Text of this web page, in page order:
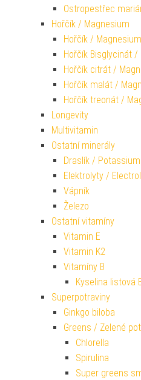
Ostropestřec
Hořčík / Magnesium
Hořčík /
Hořčík Bisglycinát
Hořčík citrát /
Hořčík malát /
Hořčík treonát /
Longevity
Multivitamin
Ostatní minerály
Draslík / Potassium
Elektrolyty /
Vápník
Železo
Ostatní vitamíny
Vitamin E
Vitamin K2
Vitamíny B
Kyselina listová
Superpotraviny
Ginkgo biloba
Greens / Zelené
Chlorella
Spirulina
Super greens